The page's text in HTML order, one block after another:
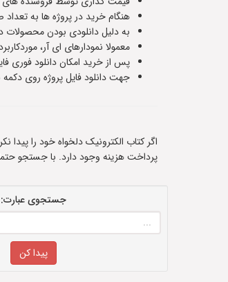
هنگام خرید در پروژه ها به
به دلیل دانلودی بودن محصولات
معمولا نمودارهای ای آر، موردکاربرد(یوزکیس) 1 نمودار هستند و سناریوهای پایگاه داده حدودا 5 یا 6 صفحه هستند،اطلاعات دقیق
پس از خرید امکان دانلود فوری
جهت دانلود فایل پروژه روی دکمه
اگر کتاب الکترونیک دلخواه خود را پیدا
پرداخت هزینه وجود دارد. با جستجو
جستجوی عبارت: